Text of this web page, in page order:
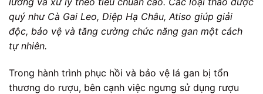
quý như Cà Gai Leo, Diệp Hạ Châu, Atiso giúp giải
độc, bảo vệ và tăng cường chức năng gan một cách
tự nhiên.
Trong hành trình phục hồi và bảo vệ lá gan bị tổn
thương do rượu, bên cạnh việc ngưng sử dụng rượu